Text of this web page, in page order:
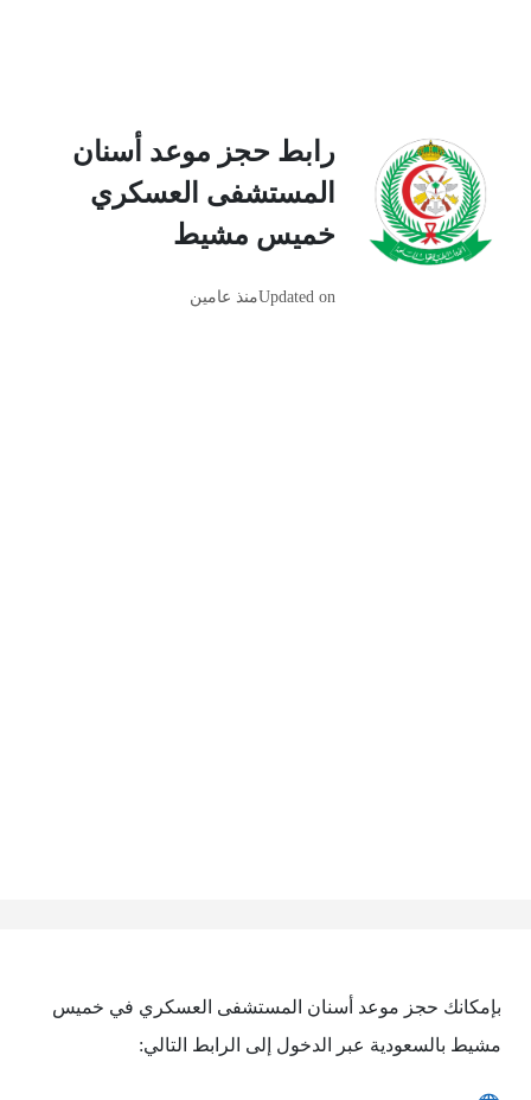
رابط حجز موعد أسنان
المستشفى العسكري
خميس مشيط
Updated onمنذ عامين
بإمكانك حجز موعد أسنان المستشفى العسكري في خميس
مشيط بالسعودية عبر الدخول إلى الرابط التالي: